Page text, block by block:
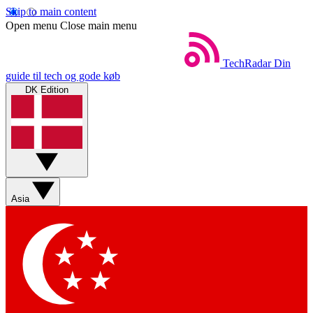
Skip to main content
Open menu Close main menu
TechRadar Din
guide til tech og gode køb
DK Edition
Asia